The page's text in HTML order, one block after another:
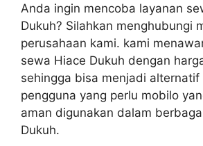
Anda ingin mencoba layanan
Dukuh? Silahkan menghubungi
perusahaan kami. kami
sewa Hiace Dukuh dengan
sehingga bisa menjadi
pengguna yang perlu mobilo
aman digunakan dalam
Dukuh.